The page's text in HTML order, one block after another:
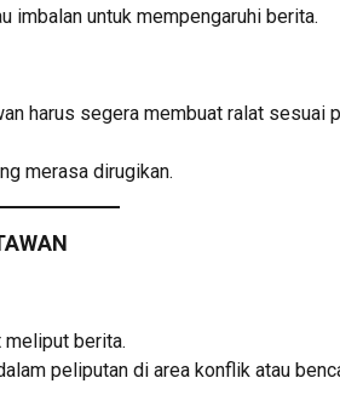
imbalan untuk mempengaruhi berita.
harus segera membuat ralat sesuai
merasa dirugikan.
berita.
peliputan di area konflik atau